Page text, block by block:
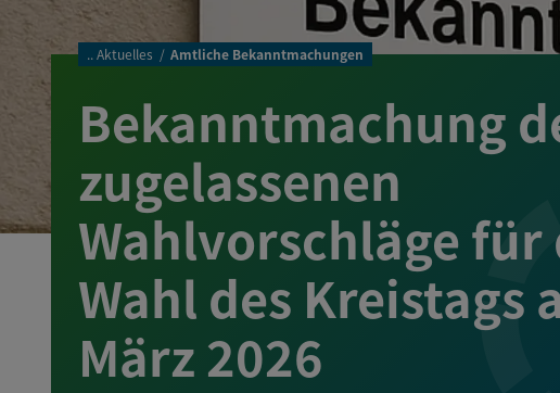
.. Aktuelles Amtliche Bekanntmachungen
Bekanntmachung
zugelassenen
Wahlvorschläge für
Wahl des Kreistags
März 2026